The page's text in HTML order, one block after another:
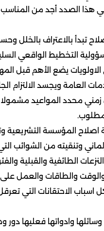
هذا الصدد أجد من
تبدأ بالاعتراف بالخلل
التخطيط الواقعي
الاولويات يضع الأهم قبل
ويجسد الالتزام
محدد المواعيد مشمولا
اصلاح المؤسسة التشريعية
وتنقيته من الشوائب
الطائفية والقبلية
والوقت والطاقات والعمل
اسباب الاحتقانات التي
وسائلها وادواتها فعليها